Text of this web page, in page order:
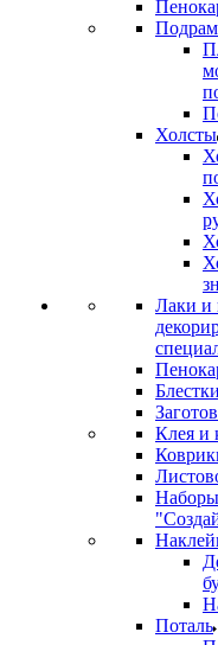
Холсты
Лаки и
Клея и
Наборы
Поталь